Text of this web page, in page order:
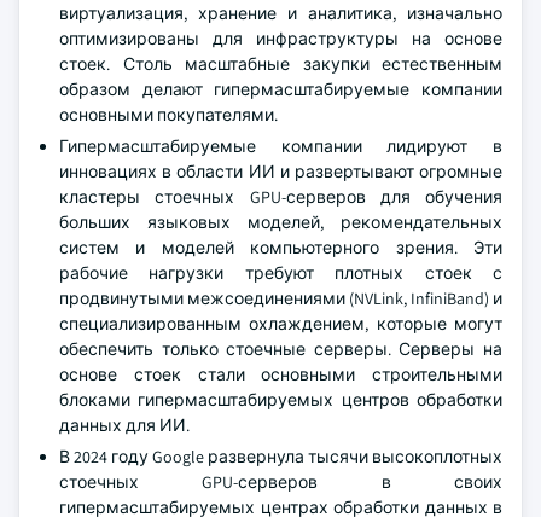
виртуализация, хранение и аналитика, изначально
оптимизированы для инфраструктуры на основе
стоек. Столь масштабные закупки естественным
образом делают гипермасштабируемые компании
основными покупателями.
Гипермасштабируемые компании лидируют в
инновациях в области ИИ и развертывают огромные
кластеры стоечных GPU-серверов для обучения
больших языковых моделей, рекомендательных
систем и моделей компьютерного зрения. Эти
рабочие нагрузки требуют плотных стоек с
продвинутыми межсоединениями (NVLink, InfiniBand) и
специализированным охлаждением, которые могут
обеспечить только стоечные серверы. Серверы на
основе стоек стали основными строительными
блоками гипермасштабируемых центров обработки
данных для ИИ.
В 2024 году Google развернула тысячи высокоплотных
стоечных GPU-серверов в своих
гипермасштабируемых центрах обработки данных в